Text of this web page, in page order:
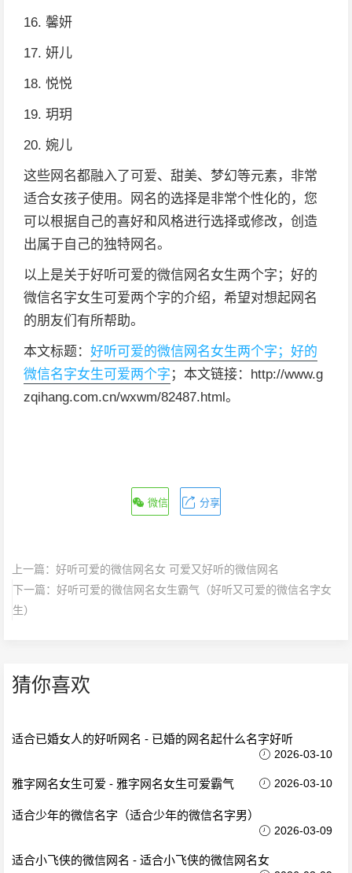
16. 馨妍
17. 妍儿
18. 悦悦
19. 玥玥
20. 婉儿
这些网名都融入了可爱、甜美、梦幻等元素，非常
适合女孩子使用。网名的选择是非常个性化的，您
可以根据自己的喜好和风格进行选择或修改，创造
出属于自己的独特网名。
以上是关于好听可爱的微信网名女生两个字；好的
微信名字女生可爱两个字的介绍，希望对想起网名
的朋友们有所帮助。
本文标题： 好听可爱的微信网名女生两个字；好的
微信名字女生可爱两个字 ；本文链接：http://www.g
zqihang.com.cn/wxwm/82487.html。
微信 分享
上一篇： 好听可爱的微信网名女 可爱又好听的微信网名
下一篇： 好听可爱的微信网名女生霸气（好听又可爱的微信名字女
生）
猜你喜欢
适合已婚女人的好听网名 - 已婚的网名起什么名字好听
2026-03-10
雅字网名女生可爱 - 雅字网名女生可爱霸气 2026-03-10
适合少年的微信名字（适合少年的微信名字男）
2026-03-09
适合小飞侠的微信网名 - 适合小飞侠的微信网名女